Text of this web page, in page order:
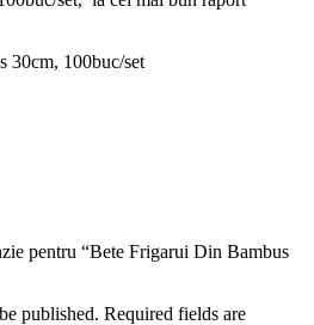
pentru “Bete Frigarui Din Bambus
published. Required fields are